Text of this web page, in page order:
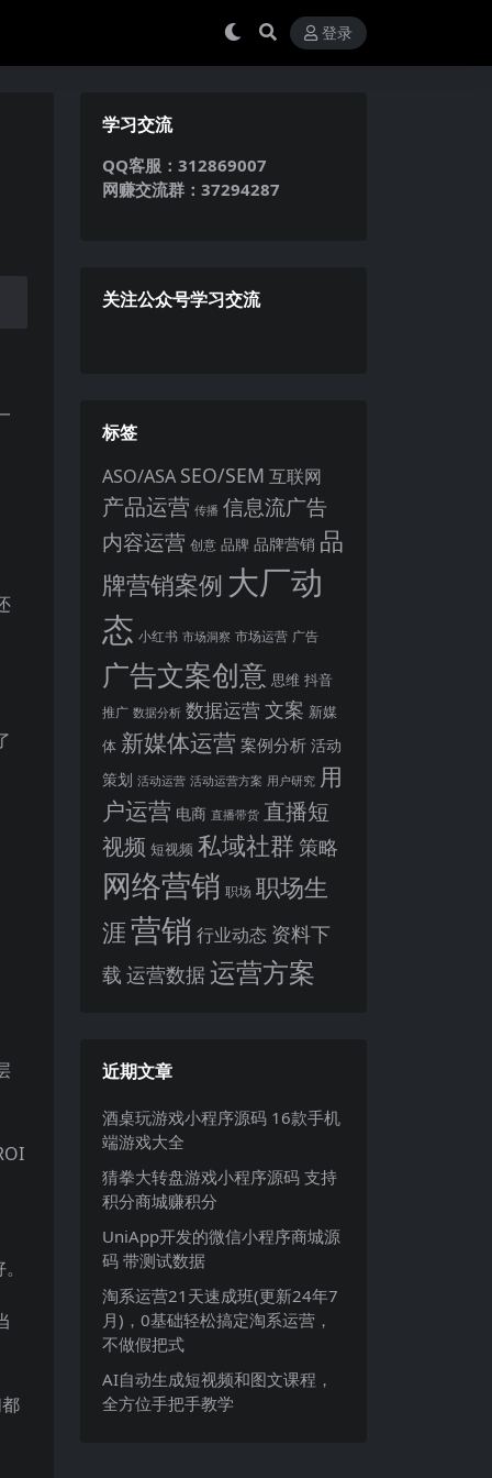
登录
学习交流
QQ客服：312869007
网赚交流群：37294287
关注公众号学习交流
标签
ASO/ASA SEO/SEM 互联网
产品运营 传播 信息流广告
内容运营 创意 品牌 品牌营销 品
牌营销案例 大厂动
态 小红书 市场洞察 市场运营 广告
广告文案创意 思维 抖音
推广 数据分析 数据运营 文案 新媒
体 新媒体运营 案例分析 活动
策划 活动运营 活动运营方案 用户研究 用
户运营 电商 直播带货 直播短
视频 短视频 私域社群 策略
网络营销 职场 职场生
涯营销 行业动态 资料下
载 运营数据运营方案
近期文章
酒桌玩游戏小程序源码 16款手机
端游戏大全
猜拳大转盘游戏小程序源码 支持
积分商城赚积分
UniApp开发的微信小程序商城源
码 带测试数据
淘系运营21天速成班(更新24年7
月)，0基础轻松搞定淘系运营，
不做假把式
AI自动生成短视频和图文课程，
全方位手把手教学